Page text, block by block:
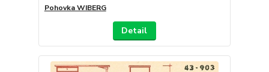
Pohovka WIBERG
Detail